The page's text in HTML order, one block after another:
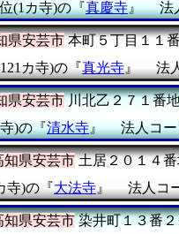
(1カ寺)の『真慶寺』 法
県安芸市本町５丁目１１
カ寺)の『真光寺 』 法
県安芸市川北乙２７１番
)の『清水寺』 法人コー
知県安芸市土居２０１４
寺)の『大法寺 』 法人コ
知県安芸市染井町１３番